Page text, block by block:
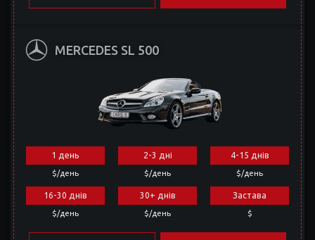
MERCEDES SL 500
1 день
$/день
2-3 дні
$/день
4-15 днів
$/день
16-30 днів
$/день
30+ днів
$/день
Застава
$